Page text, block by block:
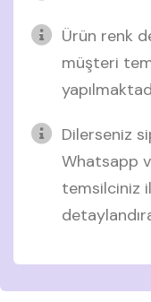
Ürün renk
müşteri
Dilerseniz
Whatsapp
temsilciniz